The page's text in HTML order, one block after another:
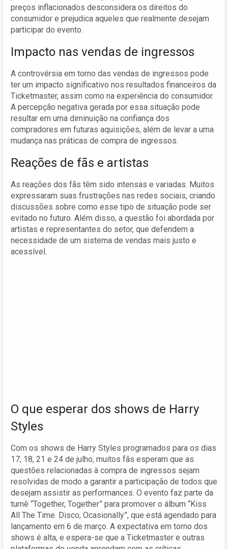
preços inflacionados desconsidera os direitos do
consumidor e prejudica aqueles que realmente desejam
participar do evento.
Impacto nas vendas de ingressos
A controvérsia em torno das vendas de ingressos pode
ter um impacto significativo nos resultados financeiros da
Ticketmaster, assim como na experiência do consumidor.
A percepção negativa gerada por essa situação pode
resultar em uma diminuição na confiança dos
compradores em futuras aquisições, além de levar a uma
mudança nas práticas de compra de ingressos.
Reações de fãs e artistas
As reações dos fãs têm sido intensas e variadas. Muitos
expressaram suas frustrações nas redes sociais, criando
discussões sobre como esse tipo de situação pode ser
evitado no futuro. Além disso, a questão foi abordada por
artistas e representantes do setor, que defendem a
necessidade de um sistema de vendas mais justo e
acessível.
O que esperar dos shows de Harry
Styles
Com os shows de Harry Styles programados para os dias
17, 18, 21 e 24 de julho, muitos fãs esperam que as
questões relacionadas à compra de ingressos sejam
resolvidas de modo a garantir a participação de todos que
desejam assistir as performances. O evento faz parte da
turnê “Together, Together” para promover o álbum “Kiss
All The Time. Disco, Ocasionally”, que está agendado para
lançamento em 6 de março. A expectativa em torno dos
shows é alta, e espera-se que a Ticketmaster e outras